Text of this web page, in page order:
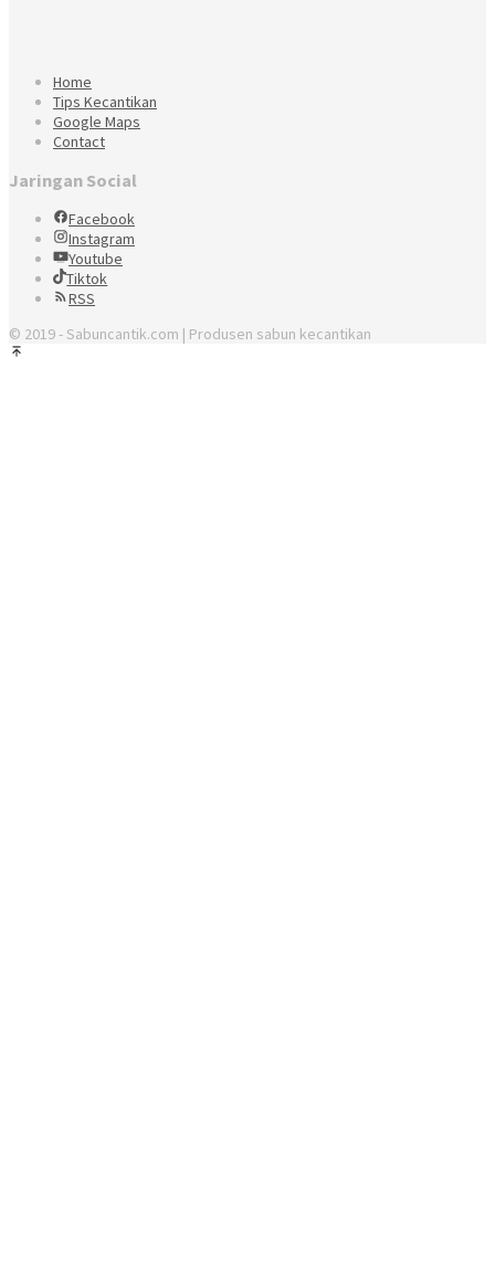
Home
Tips Kecantikan
Google Maps
Contact
Jaringan Social
Facebook
Instagram
Youtube
Tiktok
RSS
© 2019 - Sabuncantik.com | Produsen sabun kecantikan